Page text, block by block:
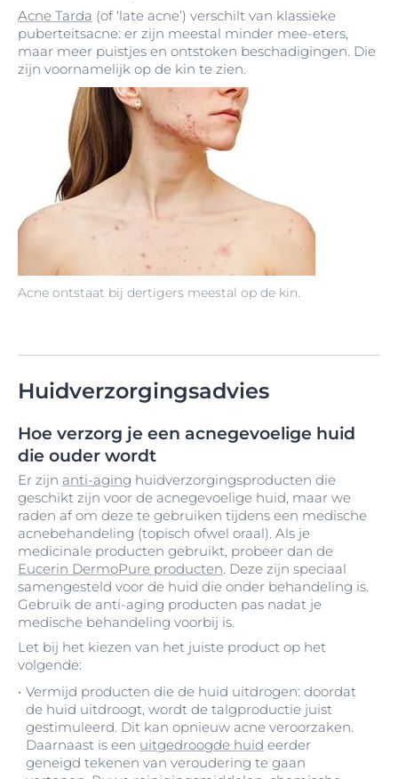
Acne ontstaat bij dertigers meestal op de kin.
Acne Tarda (of ‘late acne’) verschilt van klassieke
puberteitsacne: er zijn meestal minder mee-eters,
maar meer puistjes en ontstoken beschadigingen. Die
zijn voornamelijk op de kin te zien.
Huidverzorgingsadvies
Hoe verzorg je een acnegevoelige huid
die ouder wordt
Er zijn anti-aging huidverzorgingsproducten die
geschikt zijn voor de acnegevoelige huid, maar we
raden af om deze te gebruiken tijdens een medische
acnebehandeling (topisch ofwel oraal). Als je
medicinale producten gebruikt, probeer dan de
Eucerin DermoPure producten. Deze zijn speciaal
samengesteld voor de huid die onder behandeling is.
Gebruik de anti-aging producten pas nadat je
medische behandeling voorbij is.
Let bij het kiezen van het juiste product op het
volgende:
Vermijd producten die de huid uitdrogen: doordat
de huid uitdroogt, wordt de talgproductie juist
gestimuleerd. Dit kan opnieuw acne veroorzaken.
Daarnaast is een uitgedroogde huid eerder
geneigd tekenen van veroudering te gaan